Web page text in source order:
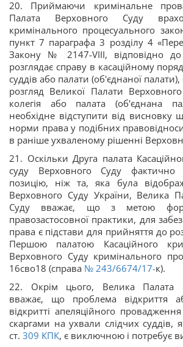
20. Приймаючи кримінальне
Палата Верховного Суду
кримінального процесуального
пункт 7 параграфа 3 розділу 4
Закону № 2147-VIII, відповідно
розглядає справу в касаційному
суддів або палати (об'єднаної
розгляд Великої Палати
колегія або палата (об'єднана
необхідне відступити від висновку
норми права у подібних
в раніше ухваленому рішенні
21. Оскільки Друга палата
суду Верховного Суду фактично
позицію, ніж та, яка була
Верховного Суду України, Велика
Суду вважає, що з метою
правозастосовної практики, для
права є підстави для прийняття до
Першою палатою Касаційного
Верховного Суду кримінального
16сво18 (справа № 243/6674/17-к).
22. Окрім цього, Велика Палата
вважає, що проблема відкриття
відкритті апеляційного
скаргами на ухвали слідчих суддів,
ст. 309 КПК, є виключною і потребує